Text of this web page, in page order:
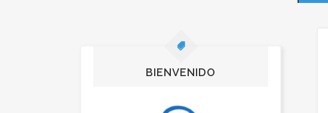
BIENVENIDO